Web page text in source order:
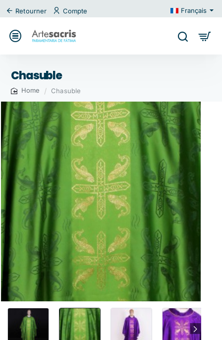
Retourner Compte Français
Chasuble
Chasuble